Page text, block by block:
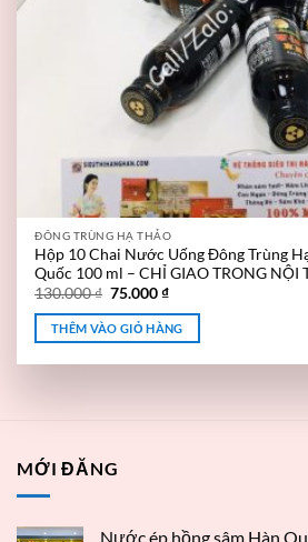
ĐÔNG TRÙNG HẠ THẢO
Hộp 10 Chai Nước Uống Đông Trùng
Quốc 100 ml – CHỈ GIAO TRONG NỘI
130.000₫ 75.000₫
THÊM VÀO GIỎ HÀNG
MỚI ĐĂNG
Nước ép hồng sâm Hàn